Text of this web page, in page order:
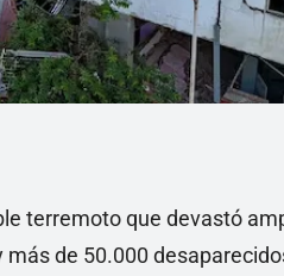
terremoto que devastó
de 50.000